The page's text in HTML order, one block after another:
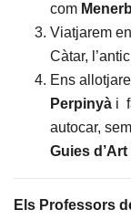
com
Viatjarem
Càtar,
Ens
Perpinyà i
autocar,
Guies
Els Professors